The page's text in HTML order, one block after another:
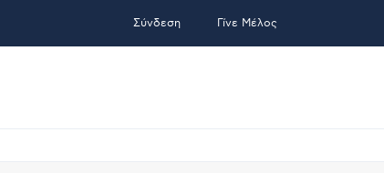
Σύνδεση Γίνε Μέλος